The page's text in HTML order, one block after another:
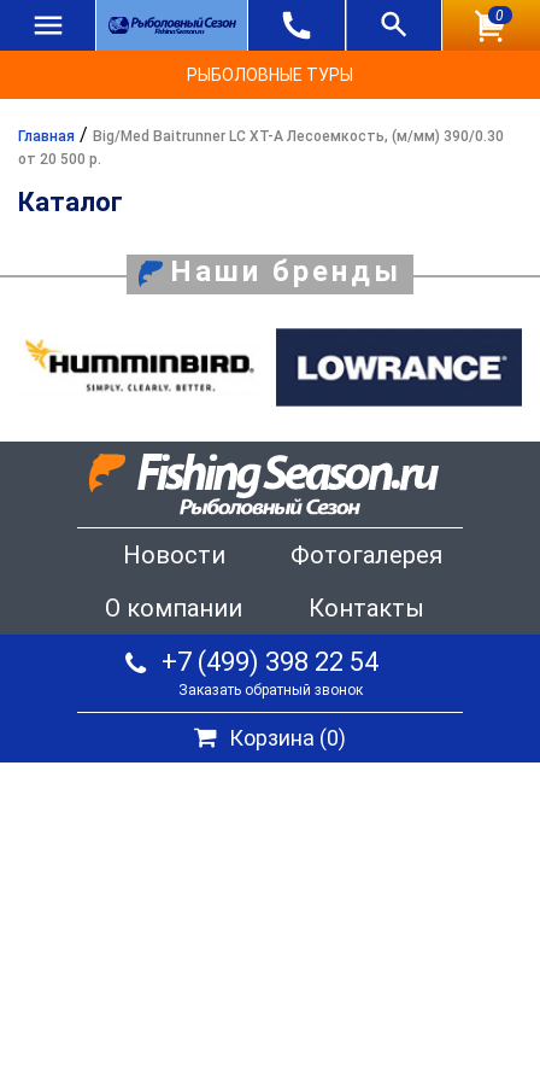
0
РЫБОЛОВНЫЕ ТУРЫ
Главная / Big/Med Baitrunner LC XT-A Лесоемкость, (м/мм) 390/0.30
от 20 500 р.
Каталог
Наши бренды
Новости
Фотогалерея
О компании
Контакты
+7 (499) 398 22 54
Заказать обратный звонок
Корзина (0)